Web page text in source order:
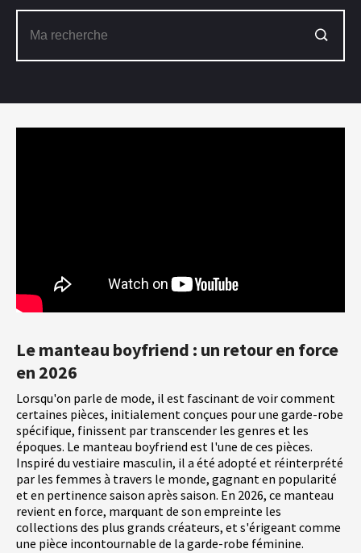
Le manteau boyfriend : un retour en force
en 2026
Lorsqu'on parle de mode, il est fascinant de voir comment
certaines pièces, initialement conçues pour une garde-robe
spécifique, finissent par transcender les genres et les
époques. Le manteau boyfriend est l'une de ces pièces.
Inspiré du vestiaire masculin, il a été adopté et réinterprété
par les femmes à travers le monde, gagnant en popularité
et en pertinence saison après saison. En 2026, ce manteau
revient en force, marquant de son empreinte les
collections des plus grands créateurs, et s'érigeant comme
une pièce incontournable de la garde-robe féminine.